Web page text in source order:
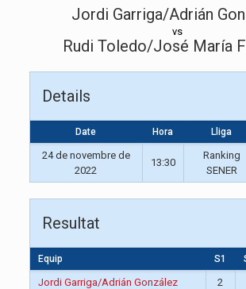
Jordi Garriga/Adrián
vs
Rudi Toledo/José María
Details
Date Hora Lliga
24 de novembre de
2022
13:30
Ranking
SENER
Resultat
Equip S1
Jordi Garriga/Adrián González 2